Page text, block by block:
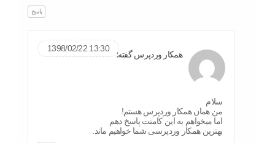
پاسخ
همکار وردپرس گفته؛
13:30 1398/02/22
سلام
من همان همکار وردپرس هستم!
اما میخواهم به این کامنت پاسخ دهم
بهترین همکار وردپرسی شما خواهیم ماند.